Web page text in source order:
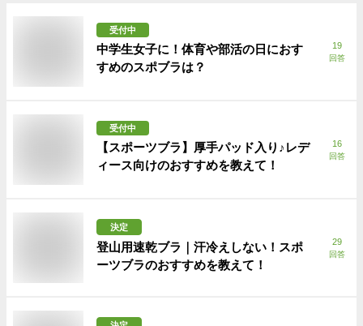
受付中
中学生女子に！体育や部活の日におす
すめのスポブラは？
19
回答
受付中
【スポーツブラ】厚手パッド入り♪レデ
ィース向けのおすすめを教えて！
16
回答
決定
登山用速乾ブラ｜汗冷えしない！スポ
ーツブラのおすすめを教えて！
29
回答